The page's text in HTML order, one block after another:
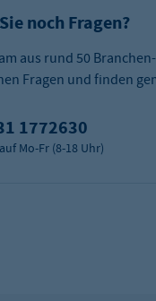
noch Fragen?
aus rund 50
Fragen und finden
1772630
Mo-Fr (8-18 Uhr)